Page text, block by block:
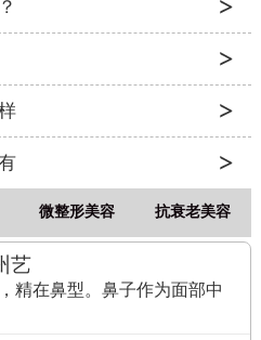
微整形美容 抗衰老美容
艺
精在鼻型。鼻子作为面部中